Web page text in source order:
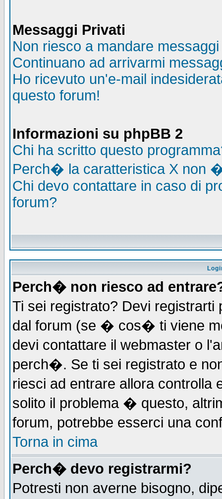
Messaggi Privati
Non riesco a mandare
Continuano ad arrivarmi
Ho ricevuto un'e-mail
questo forum!
Informazioni su phpBB 2
Chi ha scritto questo
Perch� la caratteristica X non
Chi devo contattare in caso di
forum?
Perch� non riesco ad
Ti sei registrato? Devi registrarti
dal forum (se � cos� ti viene
devi contattare il webmaster o
perch�. Se ti sei registrato e
riesci ad entrare allora controlla
solito il problema � questo,
forum, potrebbe esserci una
Torna in cima
Perch� devo registrarmi?
Potresti non averne bisogno,